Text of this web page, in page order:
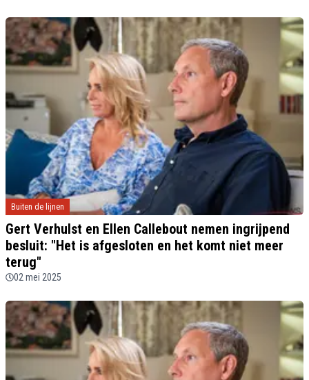
Buiten de lijnen
Gert Verhulst en Ellen Callebout nemen ingrijpend
besluit: "Het is afgesloten en het komt niet meer
terug"
02 mei 2025